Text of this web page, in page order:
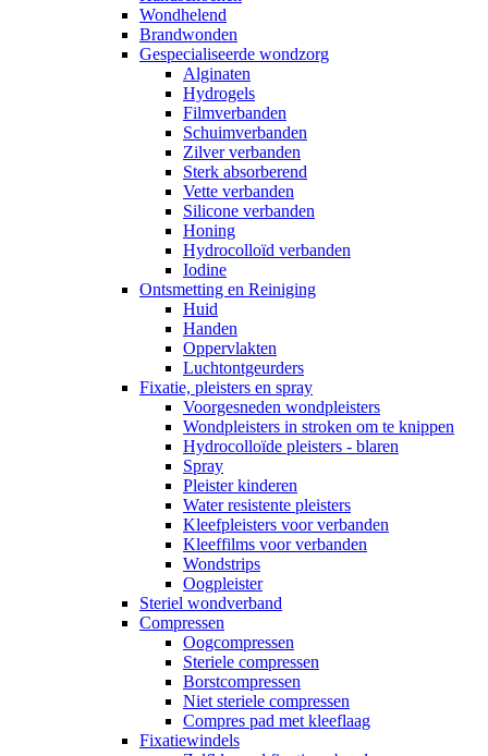
Wondhelend
Brandwonden
Gespecialiseerde wondzorg
Alginaten
Hydrogels
Filmverbanden
Schuimverbanden
Zilver verbanden
Sterk absorberend
Vette verbanden
Silicone verbanden
Honing
Hydrocolloïd verbanden
Iodine
Ontsmetting en Reiniging
Huid
Handen
Oppervlakten
Luchtontgeurders
Fixatie, pleisters en spray
Voorgesneden wondpleisters
Wondpleisters in stroken om te knippen
Hydrocolloïde pleisters - blaren
Spray
Pleister kinderen
Water resistente pleisters
Kleefpleisters voor verbanden
Kleeffilms voor verbanden
Wondstrips
Oogpleister
Steriel wondverband
Compressen
Oogcompressen
Steriele compressen
Borstcompressen
Niet steriele compressen
Compres pad met kleeflaag
Fixatiewindels